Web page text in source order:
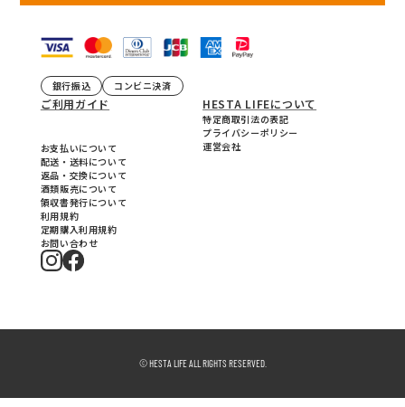
銀行振込 コンビニ決済
ご利用ガイド
お支払いについて
配送・送料について
返品・交換について
酒類販売について
領収書発行について
利用規約
定期購入利用規約
お問い合わせ
HESTA LIFEについて
特定商取引法の表記
プライバシーポリシー
運営会社
© HESTA LIFE ALL RIGHTS RESERVED.